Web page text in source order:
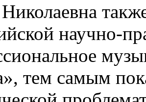
научно-
тем самым